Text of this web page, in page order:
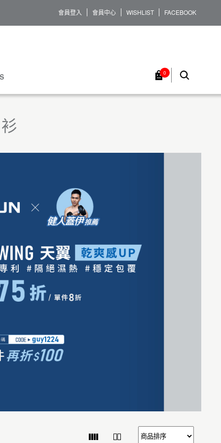
會員登入 會員中心 WISHLIST FACEBOOK
0